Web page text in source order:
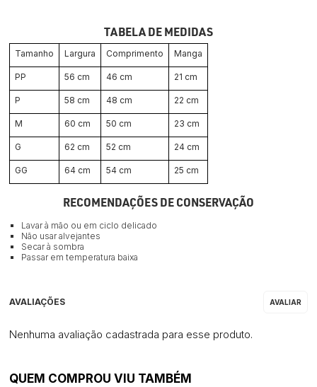
TABELA DE MEDIDAS
Tamanho Largura Comprimento Manga
PP 56 cm 46 cm 21 cm
P 58 cm 48 cm 22 cm
M 60 cm 50 cm 23 cm
G 62 cm 52 cm 24 cm
GG 64 cm 54 cm 25 cm
RECOMENDAÇÕES DE CONSERVAÇÃO
Lavar à mão ou em ciclo delicado
Não usar alvejantes
Secar à sombra
Passar em temperatura baixa
Nenhuma avaliação cadastrada para esse produto.
QUEM COMPROU VIU TAMBÉM